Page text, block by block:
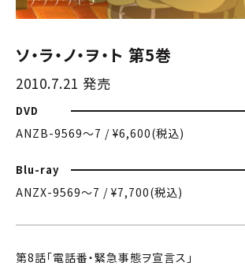
ソ・ラ・ノ・ヲ・ト 第5巻
2010.7.21 発売
DVD
ANZB-9569〜7 / ¥6,600(税込)
Blu-ray
ANZX-9569〜7 / ¥7,700(税込)
第8話「電話番・緊急事態ヲ宣言ス」